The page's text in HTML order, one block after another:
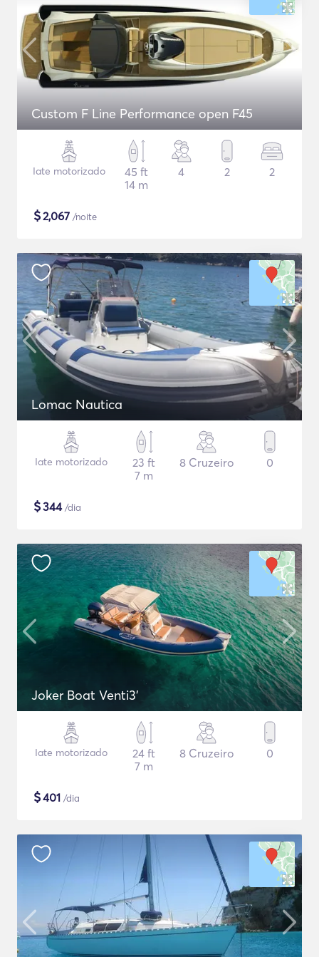
Custom F Line Performance open F45
Iate motorizado
45 ft
14 m
4 2 2
$2,067 /noite
Lomac Nautica
Iate motorizado
23 ft
7 m
8 Cruzeiro 0
$344/dia
Joker Boat Venti3'
Iate motorizado
24 ft
7 m
8 Cruzeiro 0
$401 /dia